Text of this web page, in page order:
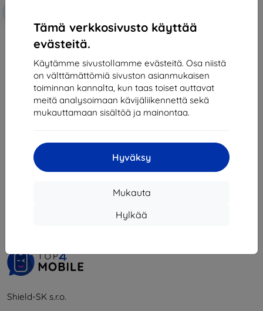
Tämä verkkosivusto käyttää
evästeitä.
Käytämme sivustollamme evästeitä. Osa niistä
on välttämättömiä sivuston asianmukaisen
toiminnan kannalta, kun taas toiset auttavat
meitä analysoimaan kävijäliikennettä sekä
mukauttamaan sisältöä ja mainontaa.
Hyväksy
Mukauta
Hylkää
Spigen Liquid Air, matte black -
Samsung Galaxy A2 2025 5G
(ACS09290)
20,89 €
18,81 €
Varastossa > 5 kpl
yhteensä5.
Shield-SK s.r.o.